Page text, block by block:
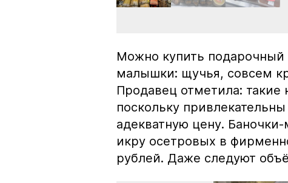
Можно купить подарочный
малышки: щучья, совсем
Продавец отметила:
поскольку
адекватную цену.
икру осетровых в
рублей. Даже следуют